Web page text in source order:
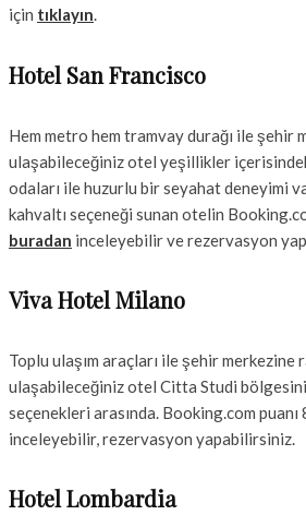
için tıklayın.
Hotel San Francisco
Hem metro hem tramvay durağı ile şehir
ulaşabileceğiniz otel yeşillikler
odaları ile huzurlu bir seyahat deneyimi
kahvaltı seçeneği sunan otelin
buradan inceleyebilir ve rezervasyon
Viva Hotel Milano
Toplu ulaşım araçları ile şehir merkezine
ulaşabileceğiniz otel Citta Studi
seçenekleri arasında. Booking.com
inceleyebilir, rezervasyon yapabilirsiniz.
Hotel Lombardia